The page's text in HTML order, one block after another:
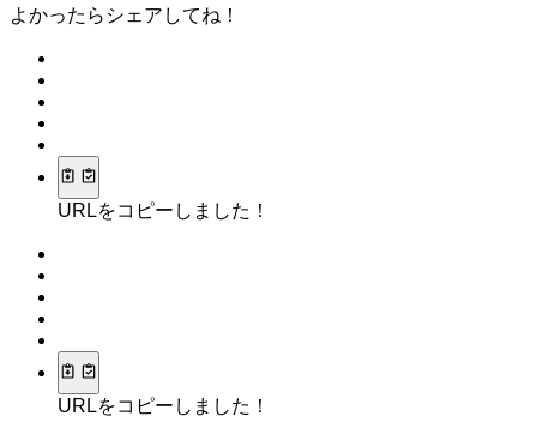
よかったらシェアしてね！
URLをコピーしました！
URLをコピーしました！